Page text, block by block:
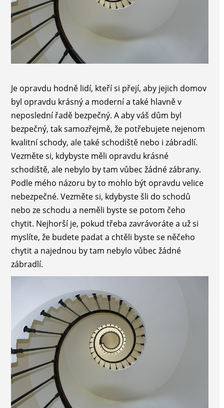
Je opravdu hodně lidí, kteří si přejí, aby jejich domov
byl opravdu krásný a moderní a také hlavně v
neposlední řadě bezpečný. A aby váš dům byl
bezpečný, tak samozřejmě, že potřebujete nejenom
kvalitní schody, ale také schodiště nebo i zábradlí.
Vezměte si, kdybyste měli opravdu krásné
schodiště, ale nebylo by tam vůbec žádné zábrany.
Podle mého názoru by to mohlo být opravdu velice
nebezpečné. Vezměte si, kdybyste šli do schodů
nebo ze schodu a neměli byste se potom čeho
chytit. Nejhorší je, pokud třeba zavrávoráte a už si
myslíte, že budete padat a chtěli byste se něčeho
chytit a najednou by tam nebylo vůbec žádné
zábradlí.